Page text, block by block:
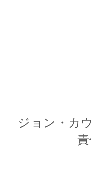
ジョン・カ